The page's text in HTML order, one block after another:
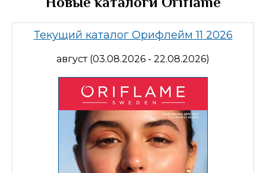
Текущий каталог Орифлейм 11 2026
август (03.08.2026 - 22.08.2026)